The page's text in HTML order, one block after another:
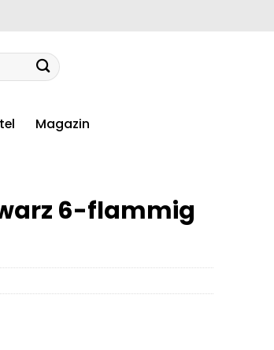
Magazin
6-flammig